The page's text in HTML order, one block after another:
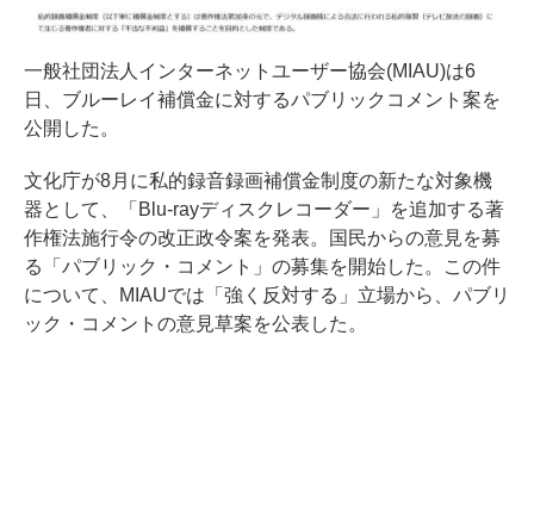
一般社団法人インターネットユーザー協会(MIAU)は6
日、ブルーレイ補償金に対するパブリックコメント案を
公開した。
文化庁が8月に私的録音録画補償金制度の新たな対象機
器として、「Blu-rayディスクレコーダー」を追加する著
作権法施行令の改正政令案を発表。国民からの意見を募
る「パブリック・コメント」の募集を開始した。この件
について、MIAUでは「強く反対する」立場から、パブリ
ック・コメントの意見草案を公表した。